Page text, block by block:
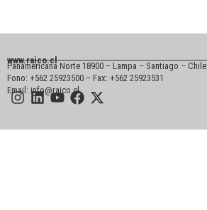
www.raico.cl
Panamericana Norte 18900 – Lampa – Santiago – Chile
Fono: +562 25923500 – Fax: +562 25923531
Email: info@raico.cl